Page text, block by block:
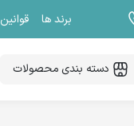
برند ها قوانین
دسته بندی محصولات